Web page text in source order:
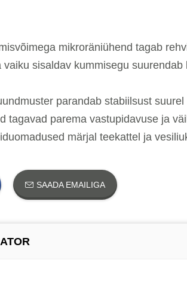
mikroräniühend tagab
vaiku sisaldav kummisegu
parandab stabiilsust suurel
tagavad parema vastupidavuse ja
märjal teekattel ja
SAADA EMAILIGA